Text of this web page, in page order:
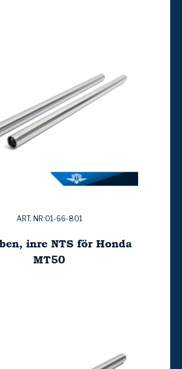
ART. NR:01-66-801
inre NTS för Honda
MT50